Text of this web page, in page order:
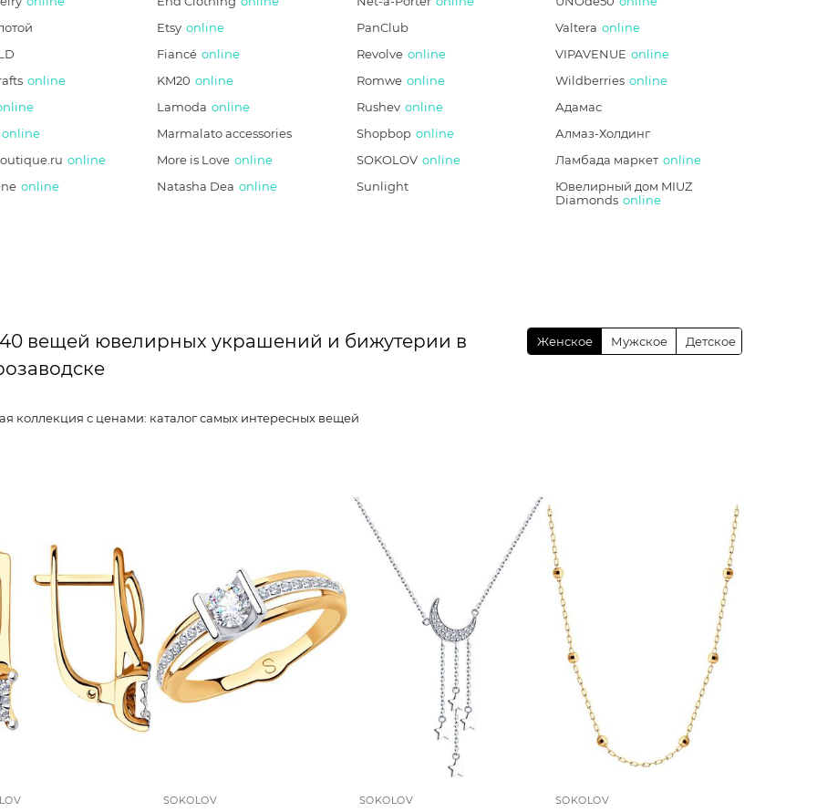
online
online
online
online
Etsy online
Fiancé online
KM20 online
Lamoda online
Marmalato accessories
More is Love online
Natasha Dea online
PanClub
Revolve online
Romwe online
Rushev online
Shopbop online
SOKOLOV online
Sunlight
Valtera online
VIPAVENUE online
Wildberries online
Адамас
Алмаз-Холдинг
Ламбада маркет online
Ювелирный дом MIUZ
Diamonds online
вещей ювелирных украшений и бижутерии в
Женское Мужское Детское
Женская коллекция с ценами: каталог самых интересных вещей
SOKOLOV SOKOLOV SOKOLOV